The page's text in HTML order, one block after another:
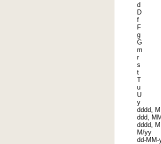
d
D
f
F
g
G
m
r
s
t
T
u
U
y
dddd,
ddd,
dddd,
M/
dd-